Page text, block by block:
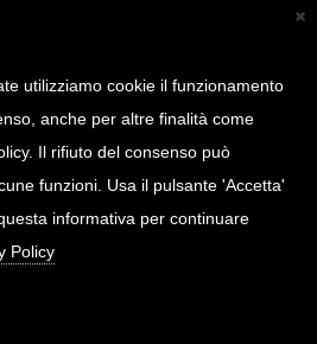
utilizziamo cookie il funzionamento
anche per altre finalità come
Il rifiuto del consenso può
funzioni. Usa il pulsante 'Accetta'
informativa per continuare
Policy